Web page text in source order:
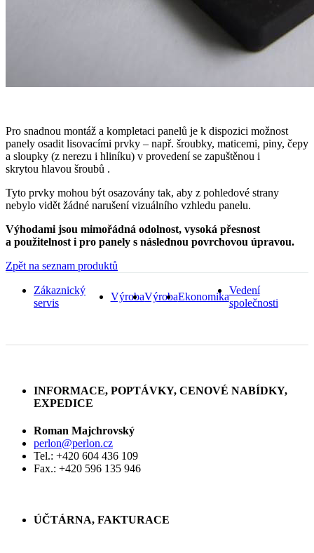
Pro snadnou montáž a kompletaci panelů je k dispozici možnost
panely osadit lisovacími prvky – např. šroubky, maticemi, piny, čepy
a sloupky (z nerezu i hliníku) v provedení se zapuštěnou i
skrytou hlavou šroubů .
Tyto prvky mohou být osazovány tak, aby z pohledové strany
nebylo vidět žádné narušení vizuálního vzhledu panelu.
Výhodami jsou mimořádná odolnost, vysoká přesnost
a použitelnost i pro panely s následnou povrchovou úpravou.
Zpět na seznam produktů
Zákaznický
servis
VýrobaVýrobaEkonomika
Vedení
společnosti
INFORMACE, POPTÁVKY, CENOVÉ NABÍDKY,
EXPEDICE
Roman Majchrovský
perlon@perlon.cz
Tel.: +420 604 436 109
Fax.: +420 596 135 946
ÚČTÁRNA, FAKTURACE